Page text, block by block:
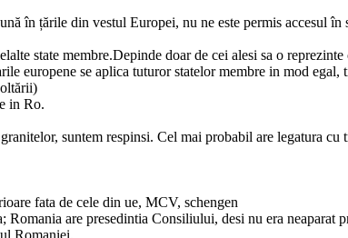
în țările din vestul Europei, nu ne este permis accesul în
state membre.Depinde doar de cei alesi sa o
europene se aplica tuturor statelor membre in mod egal,
in Ro.
suntem respinsi. Cel mai probabil are legatura
fata de cele din ue, MCV, schengen
are presedintia Consiliului, desi nu era neaparat
Romaniei.